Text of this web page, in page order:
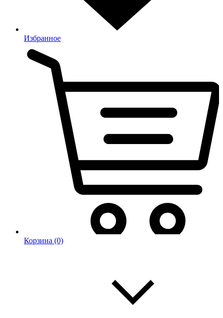
Избранное
Корзина (0)